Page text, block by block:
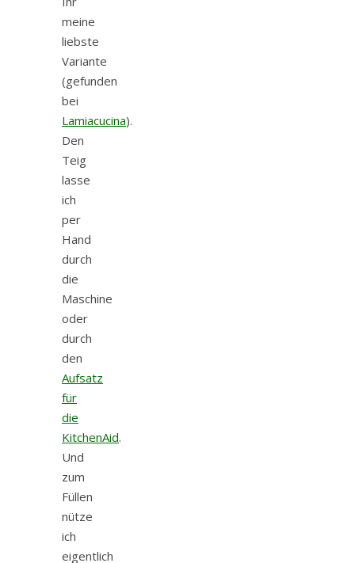
meine
liebste
Variante
(gefunden
bei
Lamiacucina).
Den
Teig
lasse
ich
per
Hand
durch
die
Maschine
oder
durch
den
Aufsatz
für
die
KitchenAid.
Und
zum
Füllen
nütze
ich
eigentlich